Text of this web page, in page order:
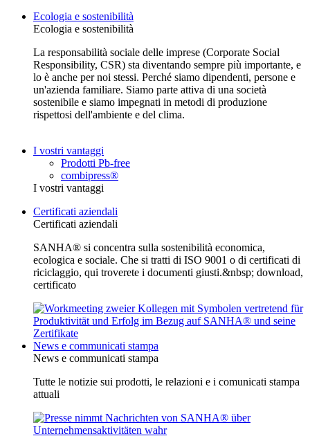
Ecologia e sostenibilità
Ecologia e sostenibilità
La responsabilità sociale delle imprese (Corporate Social
Responsibility, CSR) sta diventando sempre più importante, e
lo è anche per noi stessi. Perché siamo dipendenti, persone e
un'azienda familiare. Siamo parte attiva di una società
sostenibile e siamo impegnati in metodi di produzione
rispettosi dell'ambiente e del clima.
I vostri vantaggi
Prodotti Pb-free
combipress®
I vostri vantaggi
Certificati aziendali
Certificati aziendali
SANHA® si concentra sulla sostenibilità economica,
ecologica e sociale. Che si tratti di ISO 9001 o di certificati di
riciclaggio, qui troverete i documenti giusti.&nbsp; download,
certificato
News e communicati stampa
News e communicati stampa
Tutte le notizie sui prodotti, le relazioni e i comunicati stampa
attuali